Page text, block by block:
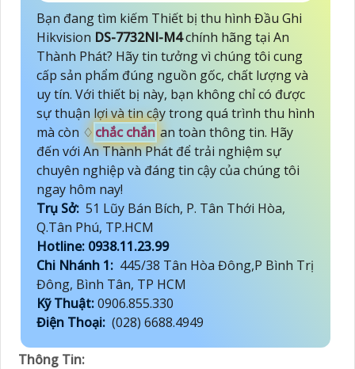
Bạn đang tìm kiếm Thiết bị thu hình Đầu Ghi
Hikvision DS-7732NI-M4chính hãng tại An
Thành Phát? Hãy tin tưởng vì chúng tôi cung
cấp sản phẩm đúng nguồn gốc, chất lượng và
uy tín. Với thiết bị này, bạn không chỉ có được
sự thuận lợi và tin cậy trong quá trình thu hình
mà còn ♢ chắc chắn an toàn thông tin. Hãy
đến với An Thành Phát để trải nghiệm sự
chuyên nghiệp và đáng tin cậy của chúng tôi
ngay hôm nay!
Trụ Sở: 51 Lũy Bán Bích, P. Tân Thới Hòa,
Q.Tân Phú, TP.HCM
Hotline: 0938.11.23.99
Chi Nhánh 1: 445/38 Tân Hòa Đông,P Bình Trị
Đông, Bình Tân, TP HCM
Kỹ Thuật:0906.855.330
Điện Thoại: (028) 6688.4949
Thông Tin: